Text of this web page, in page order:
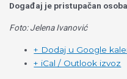
Događaj je pristupačan
Foto: Jelena Ivanović
+ Dodaj u Google
+ iCal / Outlook izvoz